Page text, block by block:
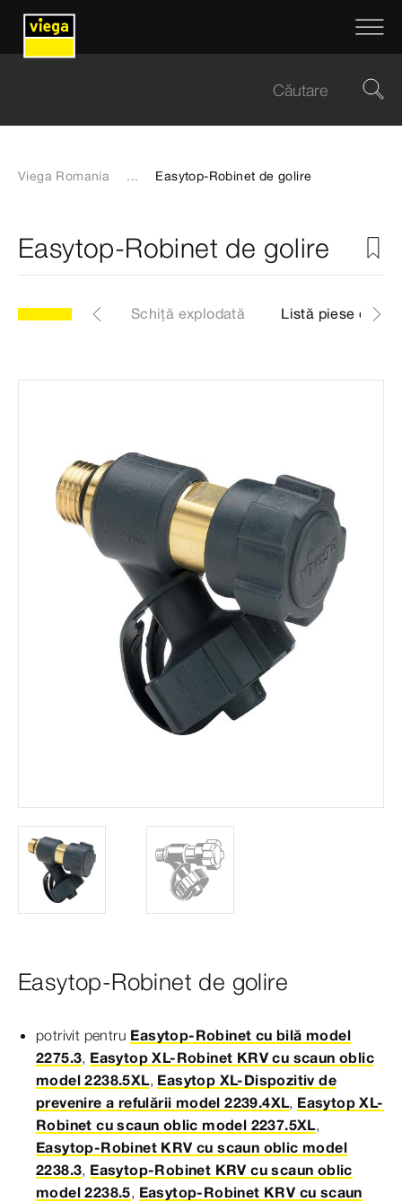
Viega Romania ... Easytop-Robinet de golire
Easytop-Robinet de golire
Articol Schiță explodată Listă piese de
Easytop-Robinet de golire
potrivit pentru Easytop-Robinet cu bilă model
2275.3, Easytop XL-Robinet KRV cu scaun oblic
model 2238.5XL, Easytop XL-Dispozitiv de
prevenire a refulării model 2239.4XL, Easytop XL-
Robinet cu scaun oblic model 2237.5XL,
Easytop-Robinet KRV cu scaun oblic model
2238.3, Easytop-Robinet KRV cu scaun oblic
model 2238.5, Easytop-Robinet KRV cu scaun